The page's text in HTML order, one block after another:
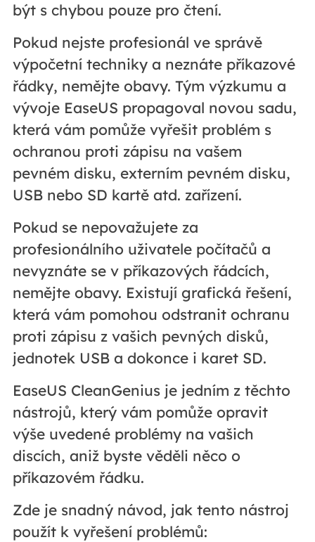
být s chybou pouze pro čtení.
Pokud nejste profesionál ve správě
výpočetní techniky a neznáte příkazové
řádky, nemějte obavy. Tým výzkumu a
vývoje EaseUS propagoval novou sadu,
která vám pomůže vyřešit problém s
ochranou proti zápisu na vašem
pevném disku, externím pevném disku,
USB nebo SD kartě atd. zařízení.
Pokud se nepovažujete za
profesionálního uživatele počítačů a
nevyznáte se v příkazových řádcích,
nemějte obavy. Existují grafická řešení,
která vám pomohou odstranit ochranu
proti zápisu z vašich pevných disků,
jednotek USB a dokonce i karet SD.
EaseUS CleanGenius je jedním z těchto
nástrojů, který vám pomůže opravit
výše uvedené problémy na vašich
discích, aniž byste věděli něco o
příkazovém řádku.
Zde je snadný návod, jak tento nástroj
použít k vyřešení problémů: